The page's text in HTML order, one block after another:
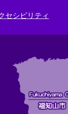
セシビリティ